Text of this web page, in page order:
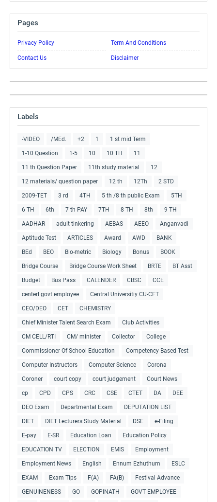
Pages
Privacy Policy Term And Conditions
Contact Us Disclaimer
Labels
-VIDEO /MEd. +2 1 1 st mid Term
1-10 Question 1-5 10 10 TH 11
11 th Question Paper 11th study material 12
12 materials/ question paper 12 th 12Th 2 STD
2009-TET 3 rd 4TH 5 th /8 th public Exam 5TH
6 TH 6th 7 th PAY 7TH 8 TH 8th 9 TH
AADHAR adult tinkering AEBAS AEEO Anganvadi
Aptitude Test ARTICLES Award AWD BANK
BEd BEO Bio-metric Biology Bonus BOOK
Bridge Course Bridge Course Work Sheet BRTE BT Asst
Budget Bus Pass CALENDER CBSC CCE
centerl govt employee Central Universitiy CU-CET
CEO/DEO CET CHEMISTRY
Chief Minister Talent Search Exam Club Activities
CM CELL/RTI CM/ minister Collector College
Commissioner Of School Education Competency Based Test
Computer Instructors Computer Science Corona
Coroner court copy court judgement Court News
cp CPD CPS CRC CSE CTET DA DEE
DEO Exam Departmental Exam DEPUTATION LIST
DIET DIET Lecturers Study Material DSE e-Filing
E-pay E-SR Education Loan Education Policy
EDUCATION TV ELECTION EMIS Employment
Employment News English Ennum Ezhuthum ESLC
EXAM Exam Tips F(A) FA(B) Festival Advance
GENUINENESS GO GOPINATH GOVT EMPLOYEE